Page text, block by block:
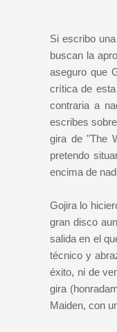
Si escribo
buscan la
aseguro que
crítica de
contraria a
escribes
gira de "The
pretendo
encima de
Gojira lo
gran disco
salida en el
técnico y
éxito, ni de
gira
Maiden, con